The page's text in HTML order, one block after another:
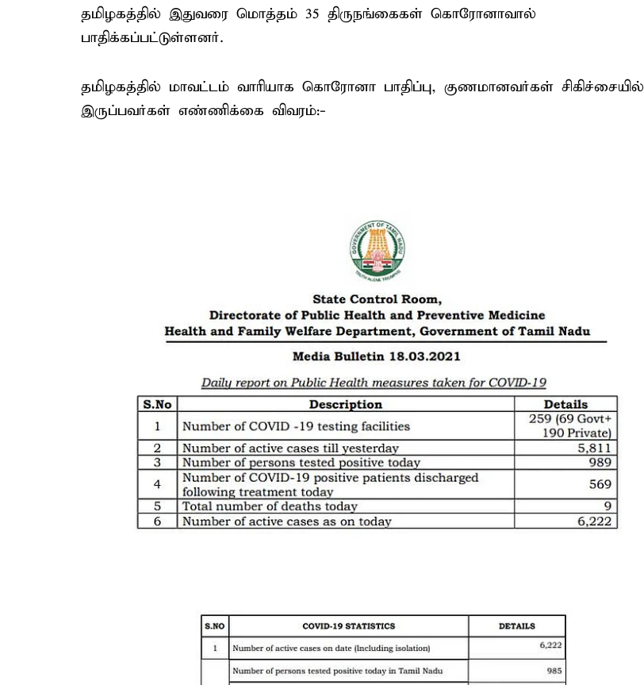
தமிழகத்தில் இதுவரை மொத்தம் 35 திருநங்கைகள் கொரோனாவால்
பாதிக்கப்பட்டுள்ளனர்.
தமிழகத்தில் மாவட்டம் வாரியாக கொரோனா பாதிப்பு, குணமானவர்கள் சிகிச்சையில்
இருப்பவர்கள் எண்ணிக்கை விவரம்:-